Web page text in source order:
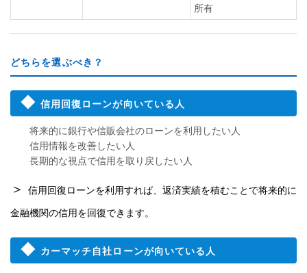
所有
どちらを選ぶべき？
◆信用回復ローンが向いている人
将来的に銀行や信販会社のローンを利用したい人
信用情報を改善したい人
長期的な視点で信用を取り戻したい人
＞ 信用回復ローンを利用すれば、返済実績を積むことで将来的に
金融機関の信用を回復できます。
◆ カーマッチ自社ローンが向いている人